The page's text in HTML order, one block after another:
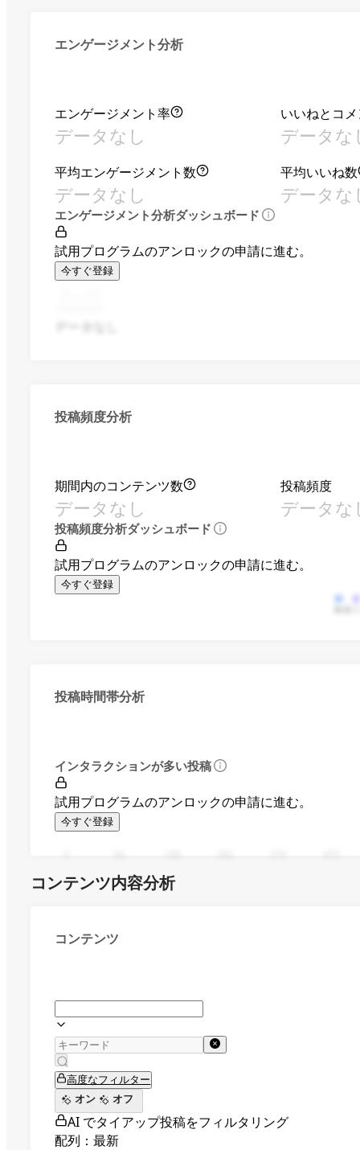
エンゲージメント分析
エンゲージメント率
データなし
いいねとコ
データな
平均エンゲージメント数
データなし
平均いいね数
データな
エンゲージメント分析ダッシュボード
試用プログラムのアンロックの申請に進む。
今すぐ登録
投稿頻度分析
期間内のコンテンツ数
データなし
投稿頻度
データな
投稿頻度分析ダッシュボード
試用プログラムのアンロックの申請に進む。
今すぐ登録
投稿時間帯分析
インタラクションが多い投稿
試用プログラムのアンロックの申請に進む。
今すぐ登録
コンテンツ内容分析
コンテンツ
高度なフィルター
オン
オフ
AI でタイアップ投稿をフィルタリング
配列：最新